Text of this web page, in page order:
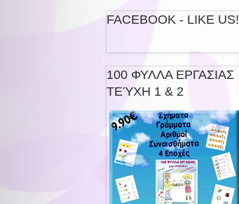
FACEBOOK - LIKE US!
100 ΦΥΛΛΑ ΕΡΓΑΣΙΑΣ
ΤΕΎΧΗ 1 & 2